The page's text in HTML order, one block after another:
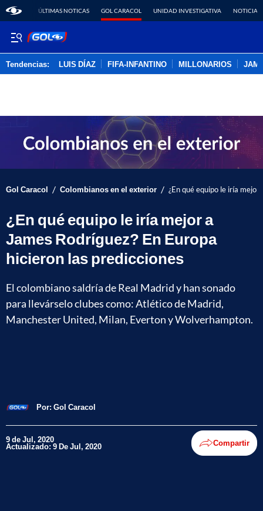
ÚLTIMAS NOTICAS GOL CARACOL UNIDAD INVESTIGATIVA NOTICIAS
Tendencias: LUIS DÍAZ FIFA-INFANTINO MILLONARIOS
Gol Caracol / Colombianos en el exterior / ¿En qué equipo le iría mejor
¿En qué equipo le iría mejor a
James Rodríguez? En Europa
hicieron las predicciones
El colombiano saldría de Real Madrid y han sonado
para llevárselo clubes como: Atlético de Madrid,
Manchester United, Milan, Everton y Wolverhampton.
Por: Gol Caracol
9 de Jul, 2020
Actualizado: 9 De Jul, 2020 Compartir